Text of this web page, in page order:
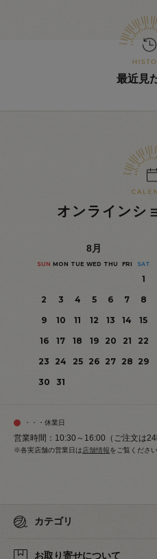
最近見
オンラインシ
8月
SUN MON TUE WED THU FRI SAT
1
2
3 4 5 6 7
8
9
10 11 12 13 14
15
16
17 18 19 20 21
22
23
24 25 26 27 28 29
30
31
・・・休業日
営業時間：10:30～16:00（ご注文は24
※各実店舗の営業日は 店舗情報をご覧ください
カテゴリ
お取り寄せについて